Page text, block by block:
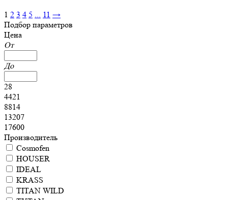
1 2 3 4 5 ... 11 →
Подбор параметров
Цена
От
До
28
4421
8814
13207
17600
Производитель
Cosmofen
HOUSER
IDEAL
KRASS
TITAN WILD